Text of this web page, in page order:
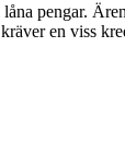
pengar.
en viss